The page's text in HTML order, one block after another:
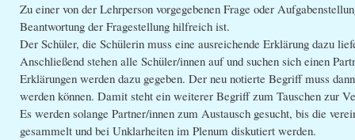
Zu einer von der Lehrperson vorgegebenen Frage oder
Beantwortung der Fragestellung hilfreich ist.
Der Schüler, die Schülerin muss eine ausreichende Erklärung dazu
Anschließend stehen alle Schüler/innen auf und suchen sich einen
Erklärungen werden dazu gegeben. Der neu notierte Begriff muss
werden können. Damit steht ein weiterer Begriff zum Tauschen zur
Es werden solange Partner/innen zum Austausch gesucht, bis die
gesammelt und bei Unklarheiten im Plenum diskutiert werden.